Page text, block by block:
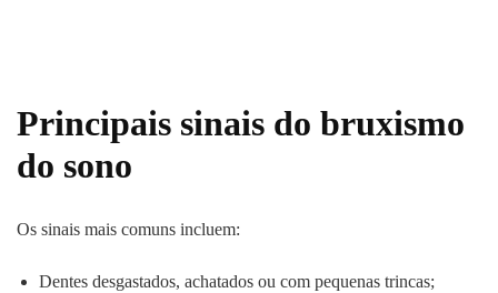
Principais sinais do bruxismo
do sono
Os sinais mais comuns incluem:
Dentes desgastados, achatados ou com pequenas trincas;